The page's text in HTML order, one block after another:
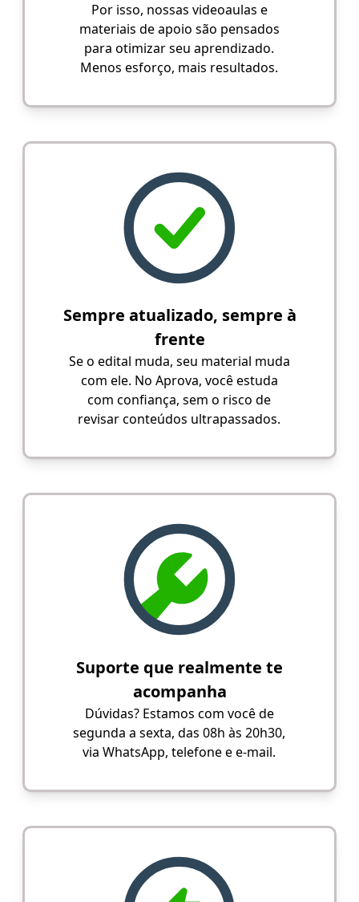
Por isso, nossas videoaulas e
materiais de apoio são pensados
para otimizar seu aprendizado.
Menos esforço, mais resultados.
Sempre atualizado, sempre à
frente
Se o edital muda, seu material muda
com ele. No Aprova, você estuda
com confiança, sem o risco de
revisar conteúdos ultrapassados.
Suporte que realmente te
acompanha
Dúvidas? Estamos com você de
segunda a sexta, das 08h às 20h30,
via WhatsApp, telefone e e-mail.